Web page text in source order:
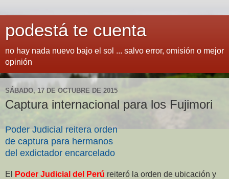
podestá te cuenta
no hay nada nuevo bajo el sol ... salvo error, omisión o mejor
opinión
SÁBADO, 17 DE OCTUBRE DE 2015
Captura internacional para los Fujimori
Poder Judicial reitera orden
de captura para hermanos
del exdictador encarcelado
El Poder Judicial del Perú reiteró la orden de ubicación y